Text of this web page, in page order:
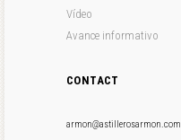
Vídeo
Avance informativo
CONTACT
armon@astillerosarmon.com